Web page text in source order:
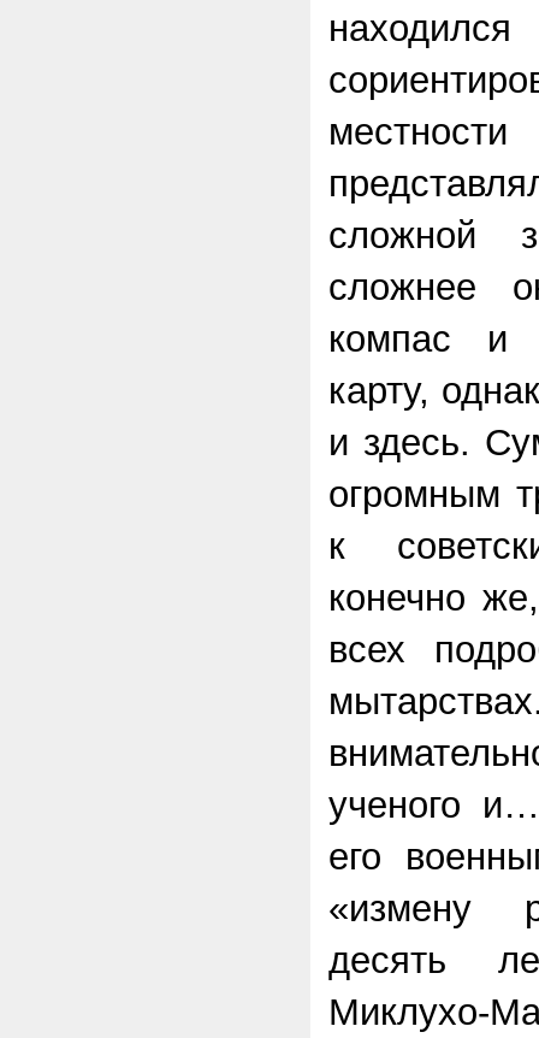
находился
сложной
сложнее
компас и
карту,
и здесь.
огромным
к
конечно
всех
ученого
его
«измену
десять
Миклухо-